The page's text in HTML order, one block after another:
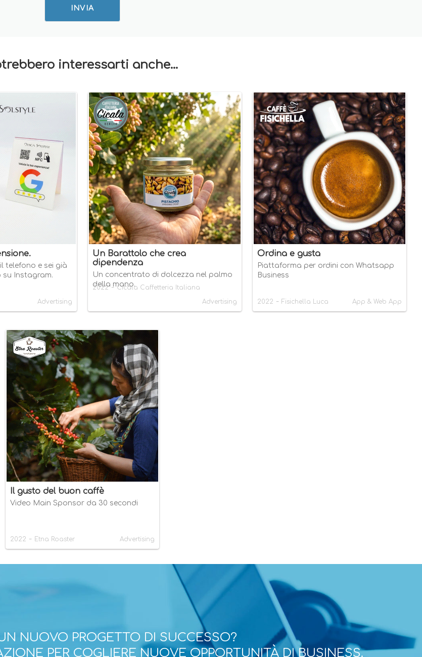
INVIA
interessarti anche...
il telefono e sei già
su Instagram.
Advertising
Un Barattolo che crea
dipendenza
Un concentrato di dolcezza nel palmo
della mano.
2022-Cicala Caffetteria Italiana
Advertising
Ordina e gusta
Piattaforma per ordini con Whatsapp
Business
2022 - Fisichella Luca App & Web App
Il gusto del buon caffè
Video Main Sponsor da 30 secondi
2022 - Etna Roaster Advertising
NUOVO PROGETTO DI SUCCESSO?
PER COGLIERE NUOVE OPPORTUNITÀ DI BUSINESS.